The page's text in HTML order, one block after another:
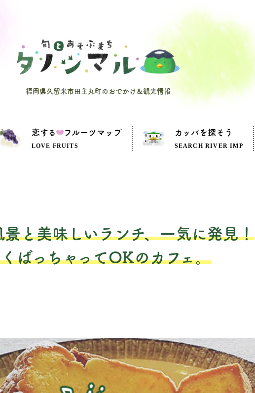
福岡県久留米市田主丸町のおでかけ＆観光情報
恋する フルーツマップ
LOVE FRUITS
カッパを探そう
SEARCH RIVER IMP
景と美味しいランチ、一気に発見！
ばっちゃってOKのカフェ。